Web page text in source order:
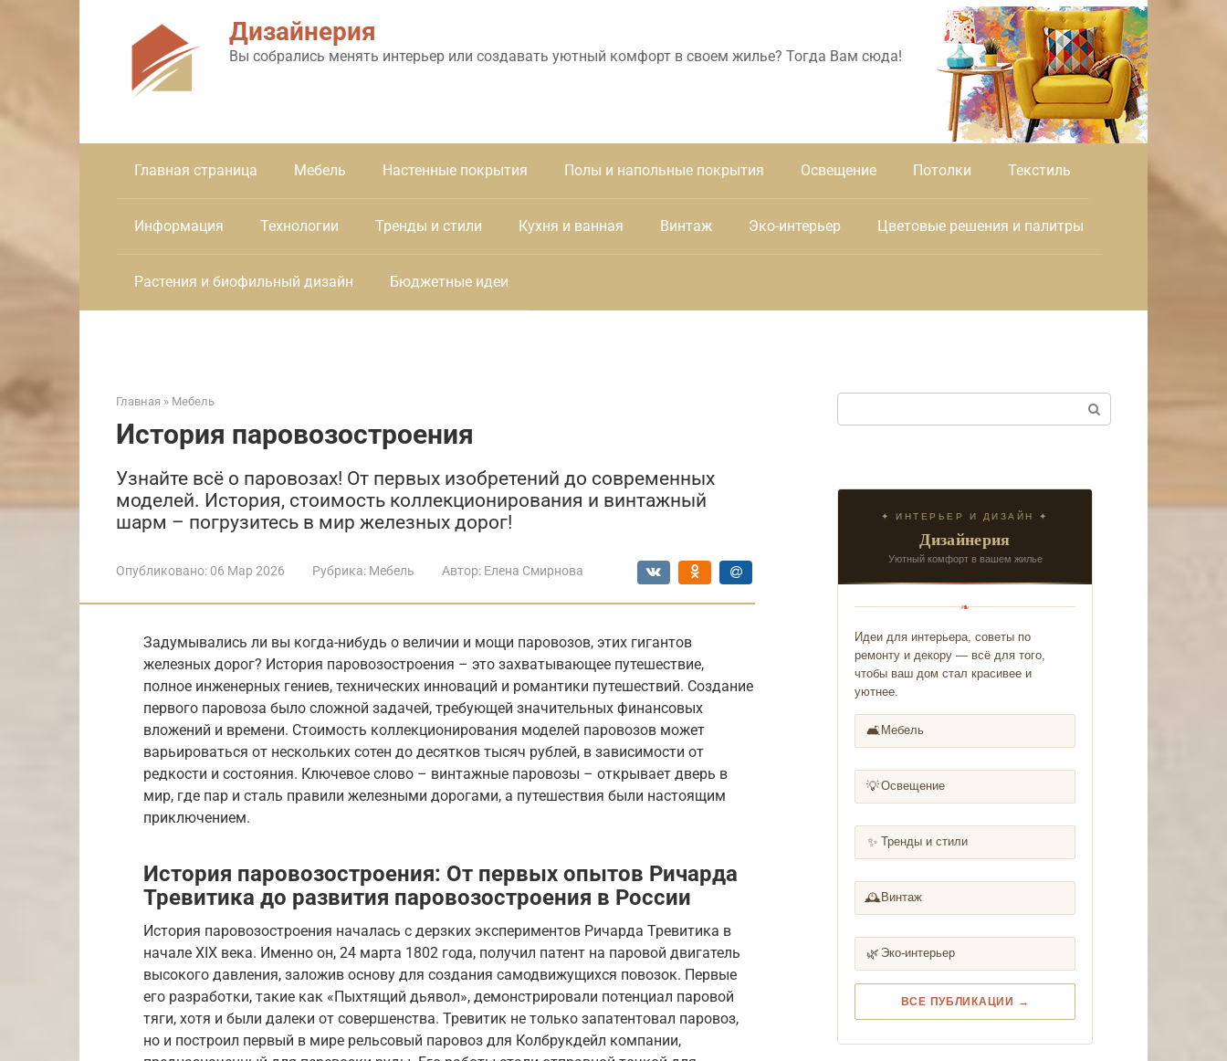
Дизайнерия
Вы собрались менять интерьер или создавать уютный комфорт в своем жилье? Тогда Вам сюда!
Главная страница Мебель Настенные покрытия Полы и напольные покрытия Освещение Потолки Текстиль
Информация Технологии Тренды и стили Кухня и ванная Винтаж Эко-интерьер Цветовые решения и палитры
Растения и биофильный дизайн Бюджетные идеи
Главная » Мебель
История паровозостроения
Узнайте всё о паровозах! От первых изобретений до современных
моделей. История, стоимость коллекционирования и винтажный
шарм – погрузитесь в мир железных дорог!
Опубликовано: 06 Мар 2026 Рубрика: Мебель Автор: Елена Смирнова
Задумывались ли вы когда-нибудь о величии и мощи паровозов, этих гигантов
железных дорог? История паровозостроения – это захватывающее путешествие,
полное инженерных гениев, технических инноваций и романтики путешествий. Создание
первого паровоза было сложной задачей, требующей значительных финансовых
вложений и времени. Стоимость коллекционирования моделей паровозов может
варьироваться от нескольких сотен до десятков тысяч рублей, в зависимости от
редкости и состояния. Ключевое слово – винтажные паровозы – открывает дверь в
мир, где пар и сталь правили железными дорогами, а путешествия были настоящим
приключением.
История паровозостроения: От первых опытов Ричарда
Тревитика до развития паровозостроения в России
История паровозостроения началась с дерзких экспериментов Ричарда Тревитика в
начале XIX века. Именно он, 24 марта 1802 года, получил патент на паровой двигатель
высокого давления, заложив основу для создания самодвижущихся повозок. Первые
его разработки, такие как «Пыхтящий дьявол», демонстрировали потенциал паровой
тяги, хотя и были далеки от совершенства. Тревитик не только запатентовал паровоз,
но и построил первый в мире рельсовый паровоз для Колбрукдейл компании,
✦ ИНТЕРЬЕР И ДИЗАЙН ✦
Дизайнерия
Уютный комфорт в вашем жилье
❧
Идеи для интерьера, советы по
ремонту и декору — всё для того,
чтобы ваш дом стал красивее и
уютнее.
🛋️ Мебель
💡Освещение
✨ Тренды и стили
🕰️ Винтаж
🌿 Эко-интерьер
ВСЕ ПУБЛИКАЦИИ →